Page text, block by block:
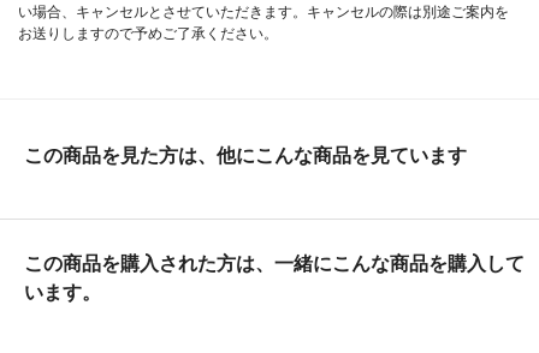
い場合、キャンセルとさせていただきます。キャンセルの際は別途ご案内を
お送りしますので予めご了承ください。
この商品を見た方は、他にこんな商品を見ています
この商品を購入された方は、一緒にこんな商品を購入して
います。